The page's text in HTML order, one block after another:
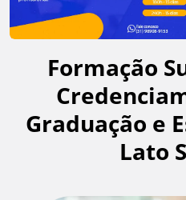
Formação
Graduação e
Lato